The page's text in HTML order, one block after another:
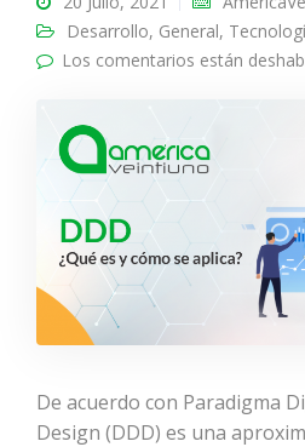
Desarrollo, General,
Los comentarios están
De acuerdo con Paradigma
Design (DDD) es una